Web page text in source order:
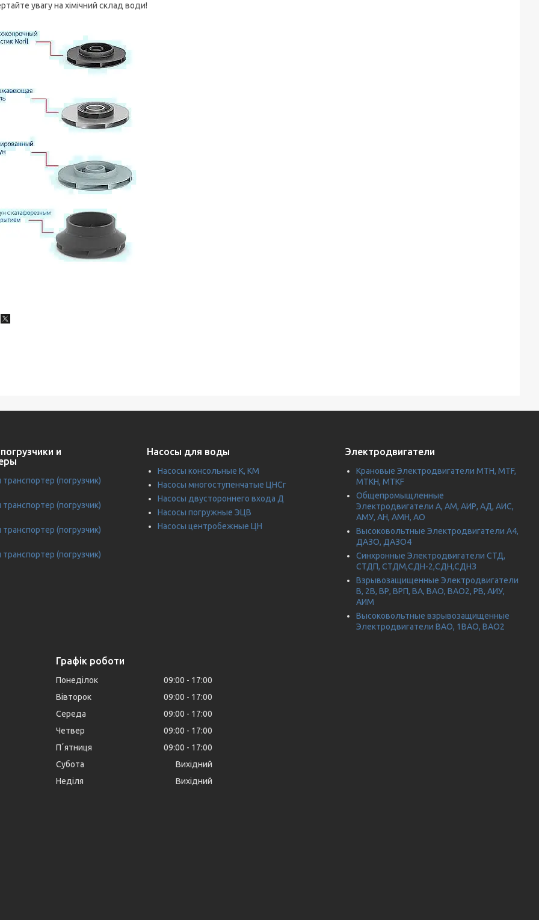
увагу на хімічний склад води!
и
(погрузчик)
(погрузчик)
(погрузчик)
(погрузчик)
Насосы для воды
Насосы консольные К, КМ
Насосы многоступенчатые ЦНСг
Насосы двустороннего входа Д
Насосы погружные ЭЦВ
Насосы центробежные ЦН
Электродвигатели
Крановые Электродвигатели МТН, MTF,
МТКН, MTKF
Общепромыщленные
Электродвигатели А, АМ, АИР, АД, АИС,
АМУ, АН, АМН, АО
Высоковольтные Электродвигатели А4,
ДАЗО, ДАЗО4
Синхронные Электродвигатели СТД,
СТДП, СТДМ,СДН-2,СДН,СДНЗ
Взрывозащищенные Электродвигатели
В, 2В, ВР, ВРП, ВА, ВАО, ВАО2, РВ, АИУ,
АИМ
Высоковольтные взрывозащищенные
Электродвигатели ВАО, 1ВАО, ВАО2
Графік роботи
Понеділок 09:00
17:00
Вівторок
09:00
17:00
Середа
09:00
17:00
Четвер
09:00
17:00
Пʼятниця
09:00
17:00
Субота
Вихідний
Неділя
Вихідний